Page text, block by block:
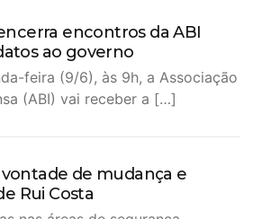
encontros da ABI
ao governo
feira (9/6), às 9h, a Associação
(ABI) vai receber a […]
de mudança e
Rui Costa